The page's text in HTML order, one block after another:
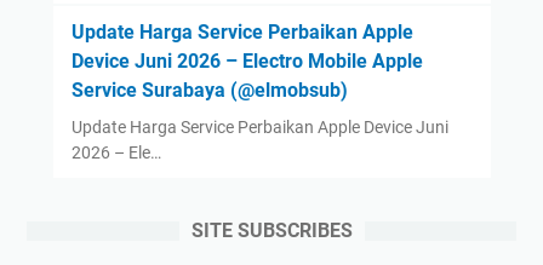
Update Harga Service Perbaikan Apple
Device Juni 2026 – Electro Mobile Apple
Service Surabaya (@elmobsub)
Update Harga Service Perbaikan Apple Device Juni
2026 – Ele…
SITE SUBSCRIBES